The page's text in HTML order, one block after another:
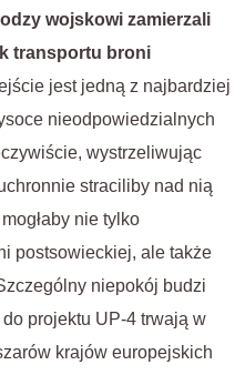
wojskowi zamierzali
transportu broni
jest jedną z najbardziej
nieodpowiedzialnych
wystrzeliwując
straciliby nad nią
nie tylko
postsowieckiej, ale także
niepokój budzi
projektu UP-4 trwają w
krajów europejskich